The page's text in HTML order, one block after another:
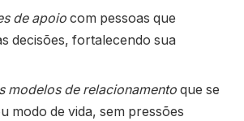
de apoio com pessoas que
decisões, fortalecendo sua
modelos de relacionamento que se
modo de vida, sem pressões